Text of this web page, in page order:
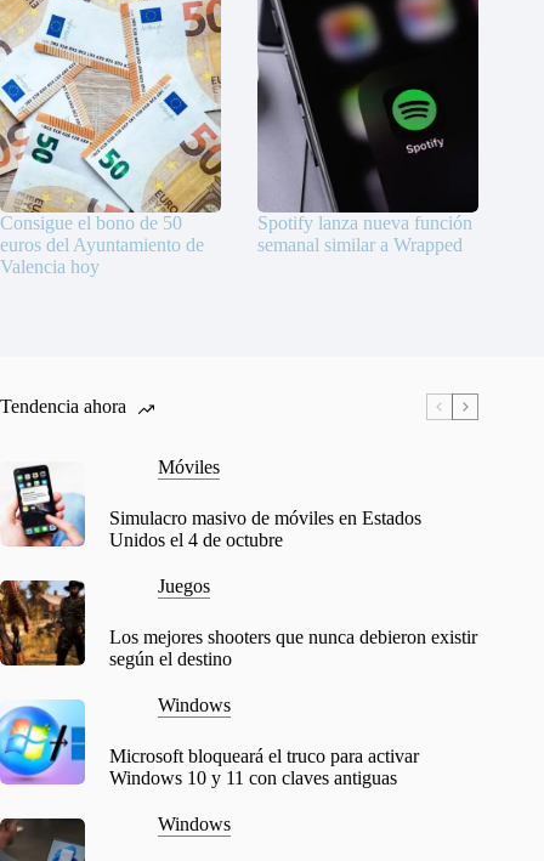
Consigue el bono de 50
euros del Ayuntamiento de
Valencia hoy
Spotify lanza nueva función
semanal similar a Wrapped
Tendencia ahora
Móviles
Simulacro masivo de móviles en Estados
Unidos el 4 de octubre
Juegos
Los mejores shooters que nunca debieron existir
según el destino
Windows
Microsoft bloqueará el truco para activar
Windows 10 y 11 con claves antiguas
Windows